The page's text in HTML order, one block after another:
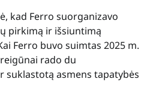
kad Ferro suorganizavo
pirkimą ir išsiuntimą
Ferro buvo suimtas 2025 m.
rado du
suklastotą asmens tapatybės